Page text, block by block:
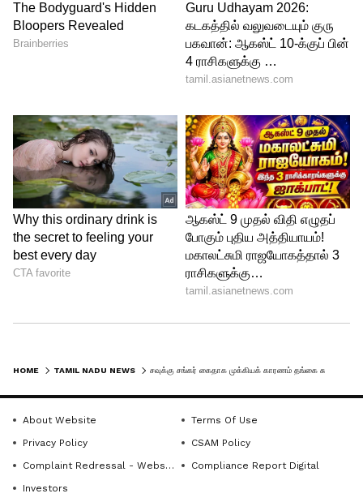
சர்ச்சைக்குரிய தொலைபேசி
உரையாடல்கள் ஊடகங்களுக்கு
பகிரப்பட்டது என்று தெரிந்தது.
இந்த பென்டிரைவை சவுக்கு சங்கர்
பயன்படுத்தியதைக் கண்டுபிடித்த
போலீசார், சவுக்கு சங்கரின் சகோதரி பெயர்
சுஜாதா என்பதால், அவர்தான் தனது
சகோதரியின் பென்டிரைவில் ரகசிய
தொலைபேசி உரையாடல்களை
பதிவுசெய்து ஊடகங்களுக்கு அளித்தார்
முடிவுகட்டினர்.
தங்கை சுஜாதாவின் பென்டிரைவை
பயன்படுத்தியதால் தான் சவுக்கு சங்கர்
முதல் முறையாக சிறைக்குச் சென்றார்.
இப்படித்தான் தெரிந்தோ தெரியாமலோ
சுஜாதா தனது அண்ணன் சவுக்கு சங்கர்
HOME TAMIL NADU NEWS
About Website
Terms Of Use
Privacy Policy
CSAM Policy
Complaint Redressal - Website
Compliance Report Digital
Investors